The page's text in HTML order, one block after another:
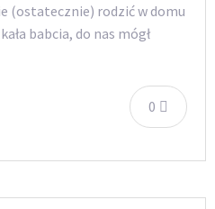
(ostatecznie) rodzić w domu
babcia, do nas mógł
0